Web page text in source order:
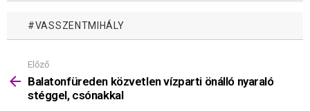
VASSZENTMIHÁLY
Mutass
többet
Előző
Balatonfüreden közvetlen vízparti önálló nyaraló
stéggel, csónakkal